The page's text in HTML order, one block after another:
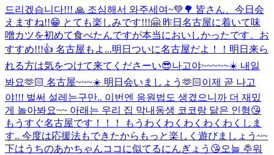
드리겠습니다!!! 🙏 조심해서 와주세여~💚🌳 皆さん、今日会
えますね!!😁 とても楽しみです!!!🤗 昨日名古屋に着いて味
噌カツを初めて食べたんですが本当においしかったです。お
すすめ!!!👍 名古屋もよ...明日ついに名古屋だよ！！明日来ら
れる方は気をつけて来てくださーい😎나고야~~~~~☀️ 내일
봐요🫶🏻 名古屋~~~☀️ 明日会いましょう🫶🏻이제 곧 나고
야!!! 벌써 설레는구만.. 이번엔 응원법도 생겼으니까 더 재밌
게 놀아봐요~~ 아래는 우리 집 막내동생 코코랑 닮은 인형😘
もうすぐ名古屋です！！！ もうわくわくわくわくわくしま
す.. 今度は応援法もできたからもっと楽しく遊びましょう~~
下はうちのあかちゃんココに似てるにんぎょう😘오늘 추워